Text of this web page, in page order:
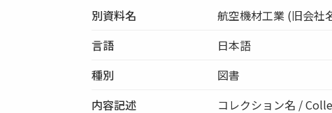
別資料名
航空機材工業 (旧会社
言語
日本語
種別
図書
内容記述
コレクション名 /